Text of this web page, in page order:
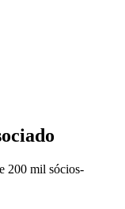
200 mil sócios-